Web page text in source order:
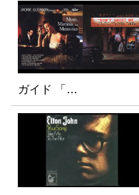
ガイド 「…